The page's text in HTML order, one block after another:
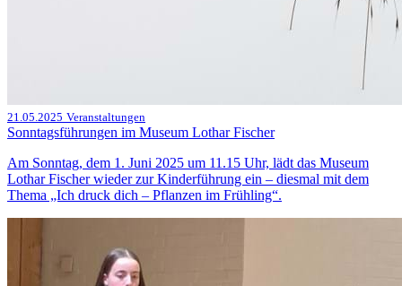
21.05.2025 Veranstaltungen
Sonntagsführungen im Museum Lothar Fischer
Am Sonntag, dem 1. Juni 2025 um 11.15 Uhr, lädt das Museum
Lothar Fischer wieder zur Kinderführung ein – diesmal mit dem
Thema „Ich druck dich – Pflanzen im Frühling“.